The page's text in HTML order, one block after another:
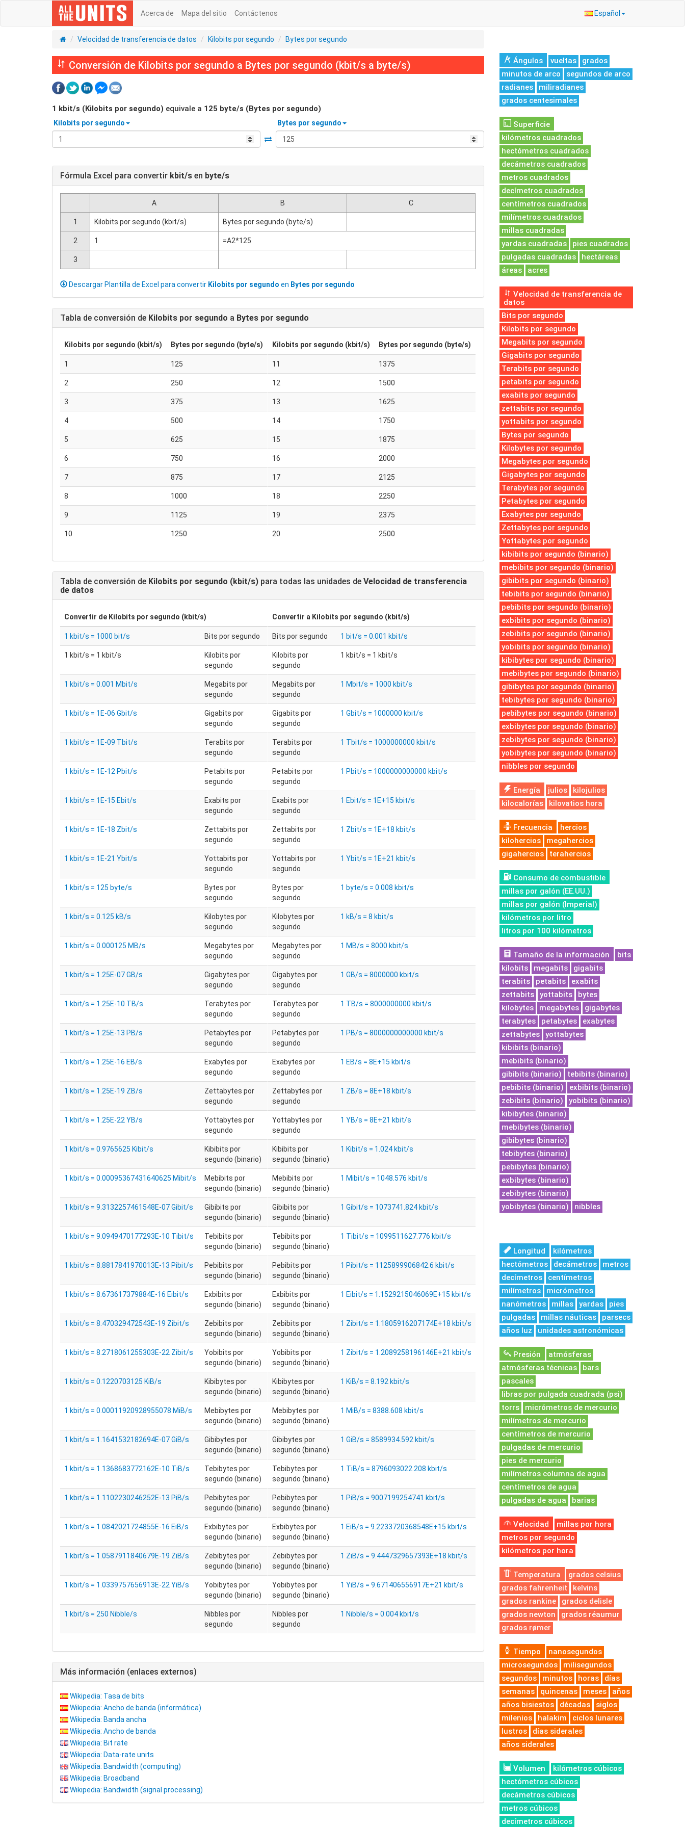
Español
Acerca de Mapa del sitio Contáctenos
Velocidad de transferencia de datos Kilobits por segundo Bytes por segundo
Conversión de Kilobits por segundo a Bytes por segundo (kbit/s a byte/s)
1 kbit/s (Kilobits por segundo) equivale a 125 byte/s (Bytes por segundo)
Kilobits por segundo Bytes por segundo
Fórmula Excel para convertir kbit/s en byte/s
A B C
1 Kilobits por segundo (kbit/s) Bytes por segundo (byte/s)
2 1 =A2*125
3
Descargar Plantilla de Excel para convertir Kilobits por segundo en Bytes por segundo
Tabla de conversión de Kilobits por segundo a Bytes por segundo
Kilobits por segundo (kbit/s) Bytes por segundo (byte/s)
1 125
2 250
3 375
4 500
5 625
6 750
7 875
8 1000
9 1125
10 1250
Kilobits por segundo (kbit/s) Bytes por segundo (byte/s)
11 1375
12 1500
13 1625
14 1750
15 1875
16 2000
17 2125
18 2250
19 2375
20 2500
Tabla de conversión de Kilobits por segundo (kbit/s) para todas las unidades de Velocidad de transferencia
de datos
Convertir de Kilobits por segundo (kbit/s)
1 kbit/s = 1000 bit/s Bits por segundo
1 kbit/s = 1 kbit/s
Kilobits por
segundo
1 kbit/s = 0.001 Mbit/s
Megabits por
segundo
1 kbit/s = 1E-06 Gbit/s
Gigabits por
segundo
1 kbit/s = 1E-09 Tbit/s
Terabits por
segundo
1 kbit/s = 1E-12 Pbit/s
Petabits por
segundo
1 kbit/s = 1E-15 Ebit/s
Exabits por
segundo
1 kbit/s = 1E-18 Zbit/s
Zettabits por
segundo
1 kbit/s = 1E-21 Ybit/s
Yottabits por
segundo
1 kbit/s = 125 byte/s
Bytes por
segundo
1 kbit/s = 0.125 kB/s
Kilobytes por
segundo
1 kbit/s = 0.000125 MB/s
Megabytes por
segundo
1 kbit/s = 1.25E-07 GB/s
Gigabytes por
segundo
1 kbit/s = 1.25E-10 TB/s
Terabytes por
segundo
1 kbit/s = 1.25E-13 PB/s
Petabytes por
segundo
1 kbit/s = 1.25E-16 EB/s
Exabytes por
segundo
1 kbit/s = 1.25E-19 ZB/s
Zettabytes por
segundo
1 kbit/s = 1.25E-22 YB/s
Yottabytes por
segundo
1 kbit/s = 0.9765625 Kibit/s
Kibibits por
segundo (binario)
1 kbit/s = 0.00095367431640625 Mibit/s
Mebibits por
segundo (binario)
1 kbit/s = 9.3132257461548E-07 Gibit/s
Gibibits por
segundo (binario)
1 kbit/s = 9.0949470177293E-10 Tibit/s
Tebibits por
segundo (binario)
1 kbit/s = 8.8817841970013E-13 Pibit/s
Pebibits por
segundo (binario)
1 kbit/s = 8.673617379884E-16 Eibit/s
Exbibits por
segundo (binario)
1 kbit/s = 8.470329472543E-19 Zibit/s
Zebibits por
segundo (binario)
1 kbit/s = 8.2718061255303E-22 Zibit/s
Yobibits por
segundo (binario)
1 kbit/s = 0.1220703125 KiB/s
Kibibytes por
segundo (binario)
1 kbit/s = 0.00011920928955078 MiB/s
Mebibytes por
segundo (binario)
1 kbit/s = 1.1641532182694E-07 GiB/s
Gibibytes por
segundo (binario)
1 kbit/s = 1.1368683772162E-10 TiB/s
Tebibytes por
segundo (binario)
1 kbit/s = 1.1102230246252E-13 PiB/s
Pebibytes por
segundo (binario)
1 kbit/s = 1.0842021724855E-16 EiB/s
Exbibytes por
segundo (binario)
1 kbit/s = 1.0587911840679E-19 ZiB/s
Zebibytes por
segundo (binario)
1 kbit/s = 1.0339757656913E-22 YiB/s
Yobibytes por
segundo (binario)
1 kbit/s = 250 Nibble/s
Nibbles por
segundo
Convertir a Kilobits por segundo (kbit/s)
Bits por segundo 1 bit/s = 0.001 kbit/s
Kilobits por
segundo
1 kbit/s = 1 kbit/s
Megabits por
segundo
1 Mbit/s = 1000 kbit/s
Gigabits por
segundo
1 Gbit/s = 1000000 kbit/s
Terabits por
segundo
1 Tbit/s = 1000000000 kbit/s
Petabits por
segundo
1 Pbit/s = 1000000000000 kbit/s
Exabits por
segundo
1 Ebit/s = 1E+15 kbit/s
Zettabits por
segundo
1 Zbit/s = 1E+18 kbit/s
Yottabits por
segundo
1 Ybit/s = 1E+21 kbit/s
Bytes por
segundo
1 byte/s = 0.008 kbit/s
Kilobytes por
segundo
1 kB/s = 8 kbit/s
Megabytes por
segundo
1 MB/s = 8000 kbit/s
Gigabytes por
segundo
1 GB/s = 8000000 kbit/s
Terabytes por
segundo
1 TB/s = 8000000000 kbit/s
Petabytes por
segundo
1 PB/s = 8000000000000 kbit/s
Exabytes por
segundo
1 EB/s = 8E+15 kbit/s
Zettabytes por
segundo
1 ZB/s = 8E+18 kbit/s
Yottabytes por
segundo
1 YB/s = 8E+21 kbit/s
Kibibits por
segundo (binario)
1 Kibit/s = 1.024 kbit/s
Mebibits por
segundo (binario)
1 Mibit/s = 1048.576 kbit/s
Gibibits por
segundo (binario)
1 Gibit/s = 1073741.824 kbit/s
Tebibits por
segundo (binario)
1 Tibit/s = 1099511627.776 kbit/s
Pebibits por
segundo (binario)
1 Pibit/s = 1125899906842.6 kbit/s
Exbibits por
segundo (binario)
1 Eibit/s = 1.1529215046069E+15 kbit/s
Zebibits por
segundo (binario)
1 Zibit/s = 1.1805916207174E+18 kbit/s
Yobibits por
segundo (binario)
1 Zibit/s = 1.2089258196146E+21 kbit/s
Kibibytes por
segundo (binario)
1 KiB/s = 8.192 kbit/s
Mebibytes por
segundo (binario)
1 MiB/s = 8388.608 kbit/s
Gibibytes por
segundo (binario)
1 GiB/s = 8589934.592 kbit/s
Tebibytes por
segundo (binario)
1 TiB/s = 8796093022.208 kbit/s
Pebibytes por
segundo (binario)
1 PiB/s = 9007199254741 kbit/s
Exbibytes por
segundo (binario)
1 EiB/s = 9.2233720368548E+15 kbit/s
Zebibytes por
segundo (binario)
1 ZiB/s = 9.4447329657393E+18 kbit/s
Yobibytes por
segundo (binario)
1 YiB/s = 9.671406556917E+21 kbit/s
Nibbles por
segundo
1 Nibble/s = 0.004 kbit/s
Más información (enlaces externos)
Wikipedia: Tasa de bits
Wikipedia: Ancho de banda (informática)
Wikipedia: Banda ancha
Wikipedia: Ancho de banda
Wikipedia: Bit rate
Wikipedia: Data-rate units
Wikipedia: Bandwidth (computing)
Wikipedia: Broadband
Wikipedia: Bandwidth (signal processing)
Ángulos vueltas
grados
minutos de arco
segundos de arco
radianes
miliradianes
grados centesimales
Superficie
kilómetros cuadrados
hectómetros cuadrados
decámetros cuadrados
metros cuadrados
decímetros cuadrados
centímetros cuadrados
milímetros cuadrados
millas cuadradas
yardas cuadradas
pies cuadrados
pulgadas cuadradas
hectáreas
áreas
acres
Velocidad de transferencia de
datos
Bits por segundo
Kilobits por segundo
Megabits por segundo
Gigabits por segundo
Terabits por segundo
petabits por segundo
exabits por segundo
zettabits por segundo
yottabits por segundo
Bytes por segundo
Kilobytes por segundo
Megabytes por segundo
Gigabytes por segundo
Terabytes por segundo
Petabytes por segundo
Exabytes por segundo
Zettabytes por segundo
Yottabytes por segundo
kibibits por segundo (binario)
mebibits por segundo (binario)
gibibits por segundo (binario)
tebibits por segundo (binario)
pebibits por segundo (binario)
exbibits por segundo (binario)
zebibits por segundo (binario)
yobibits por segundo (binario)
kibibytes por segundo (binario)
mebibytes por segundo (binario)
gibibytes por segundo (binario)
tebibytes por segundo (binario)
pebibytes por segundo (binario)
exbibytes por segundo (binario)
zebibytes por segundo (binario)
yobibytes por segundo (binario)
nibbles por segundo
Energía julios
kilojulios
kilocalorías
kilovatios hora
Frecuencia
hercios
kilohercios
megahercios
gigahercios
terahercios
Consumo de combustible
millas por galón (EE.UU.)
millas por galón (Imperial)
kilómetros por litro
litros por 100 kilómetros
Tamaño de la información
bits
kilobits
megabits
gigabits
terabits
petabits
exabits
zettabits
yottabits
bytes
kilobytes
megabytes
gigabytes
terabytes
petabytes
exabytes
zettabytes
yottabytes
kibibits (binario)
mebibits (binario)
gibibits (binario)
tebibits (binario)
pebibits (binario)
exbibits (binario)
zebibits (binario)
yobibits (binario)
kibibytes (binario)
mebibytes (binario)
gibibytes (binario)
tebibytes (binario)
pebibytes (binario)
exbibytes (binario)
zebibytes (binario)
yobibytes (binario)
nibbles
Longitud
kilómetros
hectómetros
decámetros
metros
decímetros
centímetros
milímetros
micrómetros
nanómetros
millas yardas
pies
pulgadas
millas náuticas
parsecs
años luz
unidades astronómicas
Presión
atmósferas
atmósferas técnicas
bars
pascales
libras por pulgada cuadrada (psi)
torrs
micrómetros de mercurio
milímetros de mercurio
centímetros de mercurio
pulgadas de mercurio
pies de mercurio
milímetros columna de agua
centímetros de agua
pulgadas de agua
barias
Velocidad
millas por hora
metros por segundo
kilómetros por hora
Temperatura
grados celsius
grados fahrenheit
kelvins
grados rankine
grados delisle
grados newton
grados réaumur
grados rømer
Tiempo
nanosegundos
microsegundos
milisegundos
segundos
minutos horas
días
semanas
quincenas meses
años
años bisiestos
décadas
siglos
milenios
halakim
ciclos lunares
lustros
días siderales
años siderales
Volumen
kilómetros cúbicos
hectómetros cúbicos
decámetros cúbicos
metros cúbicos
decímetros cúbicos